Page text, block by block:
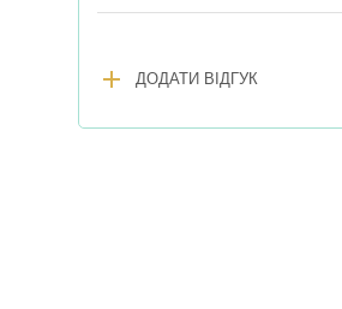
add ДОДАТИ ВІДГУК